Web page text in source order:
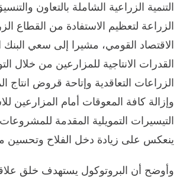
التنمية الزراعية الشاملة بالتعاون
الزراعة لتعظيم الاستفادة من القطاع
الاقتصاد القومي، مشيرا إلى سعي البنك
القدرات الانتاجية للمزارعين من خلال
الزراعات التعاقدية وإتاحة قروض انتاج
وإزالة كافة المعوقات أمام المزارعين
التيسيرات التمويلية المقدمة للمشروعات
ينعكس على زيادة دخل الفلاح وتحسين
وأوضح أن البروتوكول يستهدف خلق